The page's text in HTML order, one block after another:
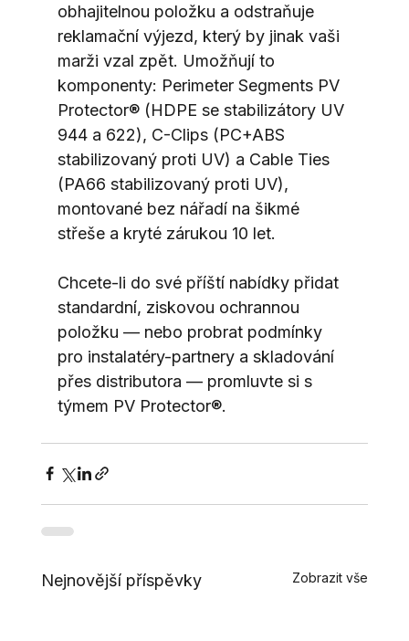
obhajitelnou položku a odstraňuje
reklamační výjezd, který by jinak vaši
marži vzal zpět. Umožňují to
komponenty: Perimeter Segments PV
Protector® (HDPE se stabilizátory UV
944 a 622), C-Clips (PC+ABS
stabilizovaný proti UV) a Cable Ties
(PA66 stabilizovaný proti UV),
montované bez nářadí na šikmé
střeše a kryté zárukou 10 let.
Chcete-li do své příští nabídky přidat
standardní, ziskovou ochrannou
položku — nebo probrat podmínky
pro instalatéry-partnery a skladování
přes distributora — promluvte si s
týmem PV Protector®.
Nejnovější příspěvky Zobrazit vše